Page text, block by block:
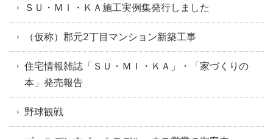
ＳＵ・ＭＩ・ＫＡ施工実例集発行しました
（仮称）郡元2丁目マンション新築工事
住宅情報雑誌「ＳＵ・ＭＩ・ＫＡ」・「家づくりの
本」発売報告
野球観戦